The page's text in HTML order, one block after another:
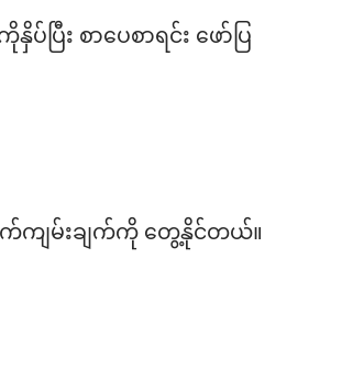
နှိပ်ပြီး စာပေစာရင်း ဖော်ပြ
ျမ်းချက်ကို တွေ့နိုင်တယ်။